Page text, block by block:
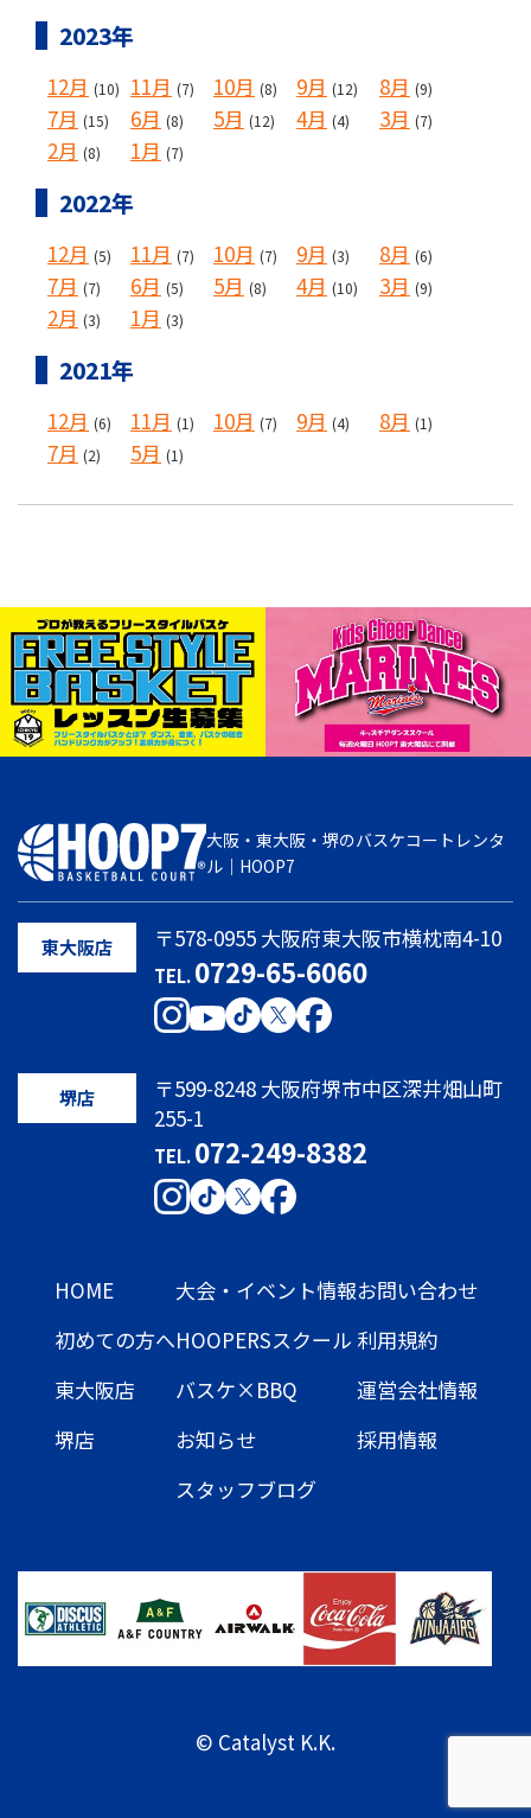
2023年
12月 (10) 11月 (7) 10月 (8) 9月 (12) 8月 (9)
7月 (15) 6月 (8) 5月 (12) 4月 (4) 3月 (7)
2月 (8) 1月 (7)
2022年
12月 (5) 11月 (7) 10月 (7) 9月 (3) 8月 (6)
7月 (7) 6月 (5) 5月 (8) 4月 (10) 3月 (9)
2月 (3) 1月 (3)
2021年
12月 (6) 11月 (1) 10月 (7) 9月 (4) 8月 (1)
7月 (2) 5月 (1)
大阪・東大阪・堺のバスケコートレンタ
ル｜HOOP7
東大阪店 〒578-0955 大阪府東大阪市横枕南4-10
TEL.0729-65-6060
堺店
〒599-8248 大阪府堺市中区深井畑山町
255-1
TEL.072-249-8382
HOME
初めての方へ
東大阪店
堺店
大会・イベント情報
HOOPERSスクール
バスケ×BBQ
お知らせ
スタッフブログ
お問い合わせ
利用規約
運営会社情報
採用情報
© Catalyst K.K.